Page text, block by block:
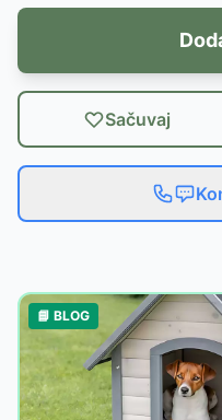
Sačuvaj
📘 BLOG